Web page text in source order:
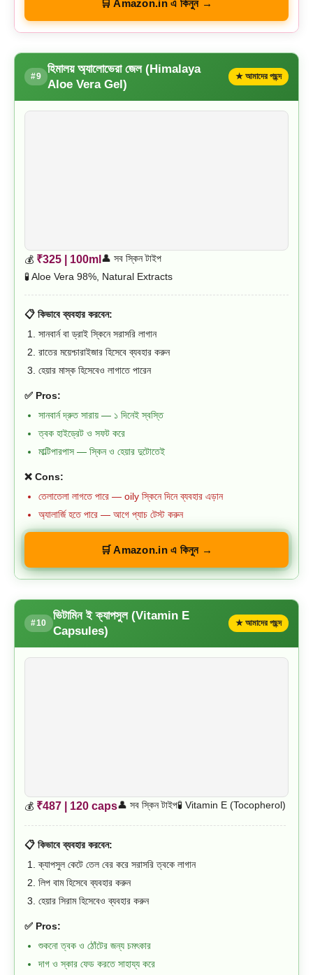
🛒 Amazon.in এ কিনুন →
#9
হিমালয় অ্যালোভেরা জেল (Himalaya
Aloe Vera Gel)
★ আমাদের পছন্দ
💰 ₹325 | 100ml 👤 সব স্কিন টাইপ
🧪 Aloe Vera 98%, Natural Extracts
📋 কিভাবে ব্যবহার করবেন:
সানবার্ন বা ড্রাই স্কিনে সরাসরি লাগান
রাতের ময়েশ্চারাইজার হিসেবে ব্যবহার করুন
হেয়ার মাস্ক হিসেবেও লাগাতে পারেন
✅ Pros:
সানবার্ন দ্রুত সারায় — ১ দিনেই স্বস্তি
ত্বক হাইড্রেট ও সফট করে
মাল্টিপারপাস — স্কিন ও হেয়ার দুটোতেই
❌ Cons:
তেলাতেলা লাগতে পারে — oily স্কিনে দিনে ব্যবহার এড়ান
অ্যালার্জি হতে পারে — আগে প্যাচ টেস্ট করুন
🛒 Amazon.in এ কিনুন →
#10
ভিটামিন ই ক্যাপসুল (Vitamin E
Capsules)
★ আমাদের পছন্দ
💰 ₹487 | 120 caps👤 সব স্কিন টাইপ🧪 Vitamin E (Tocopherol)
📋 কিভাবে ব্যবহার করবেন:
ক্যাপসুল কেটে তেল বের করে সরাসরি ত্বকে লাগান
লিপ বাম হিসেবে ব্যবহার করুন
হেয়ার সিরাম হিসেবেও ব্যবহার করুন
✅ Pros:
শুকনো ত্বক ও ঠোঁটের জন্য চমৎকার
দাগ ও স্কার ফেড করতে সাহায্য করে